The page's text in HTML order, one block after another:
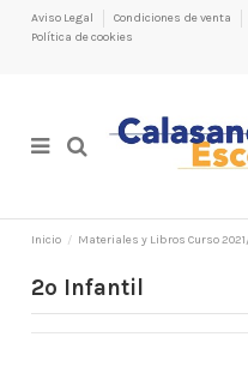
Aviso Legal Condiciones de venta
Política de cookies
Inicio Materiales y Libros Curso
2º Infantil